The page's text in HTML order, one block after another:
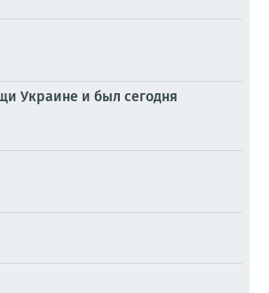
Украине и был сегодня